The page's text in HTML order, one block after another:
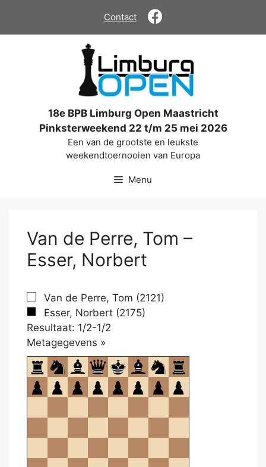
de
Contact
18e BPB Limburg Open Maastricht
Pinksterweekend 22 t/m 25 mei 2026
Een van de grootste en leukste
weekendtoernooien van Europa
Menu
Van de Perre, Tom –
Esser, Norbert
Van de Perre, Tom (2121)
Esser, Norbert (2175)
Resultaat: 1/2-1/2
Metagegevens »
om
te
openen.